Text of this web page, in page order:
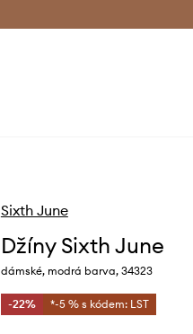
Sixth June
Džíny Sixth June
dámské, modrá barva, 34323
-22% *-5 % s kódem: LST